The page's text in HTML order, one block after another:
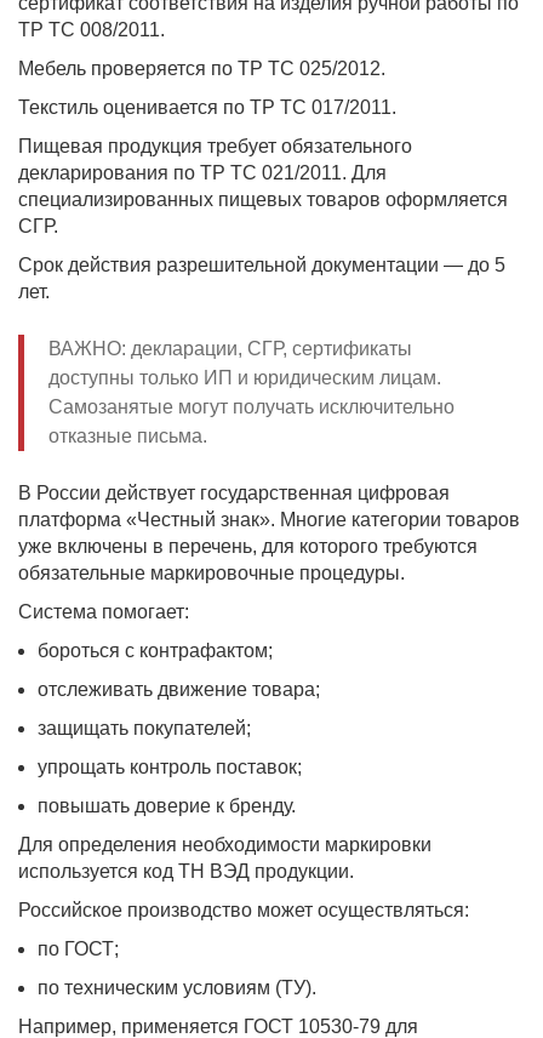
ТР ТС 008/2011.
Мебель проверяется по ТР ТС 025/2012.
Текстиль оценивается по ТР ТС 017/2011.
Пищевая продукция требует обязательного
декларирования по ТР ТС 021/2011. Для
специализированных пищевых товаров оформляется
СГР.
Срок действия разрешительной документации — до 5
лет.
ВАЖНО: декларации, СГР, сертификаты
доступны только ИП и юридическим лицам.
Самозанятые могут получать исключительно
отказные письма.
В России действует государственная цифровая
платформа «Честный знак». Многие категории товаров
уже включены в перечень, для которого требуются
обязательные маркировочные процедуры.
Система помогает:
бороться с контрафактом;
отслеживать движение товара;
защищать покупателей;
упрощать контроль поставок;
повышать доверие к бренду.
Для определения необходимости маркировки
используется код ТН ВЭД продукции.
Российское производство может осуществляться:
по ГОСТ;
по техническим условиям (ТУ).
Например, применяется ГОСТ 10530-79 для